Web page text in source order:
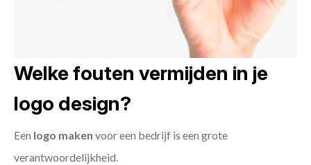
Welke fouten vermijden in je
logo design?
Een logo maken voor een bedrijf is een grote
verantwoordelijkheid.